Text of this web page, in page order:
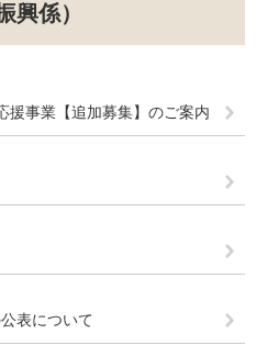
興係）
援事業【追加募集】のご案内
表について